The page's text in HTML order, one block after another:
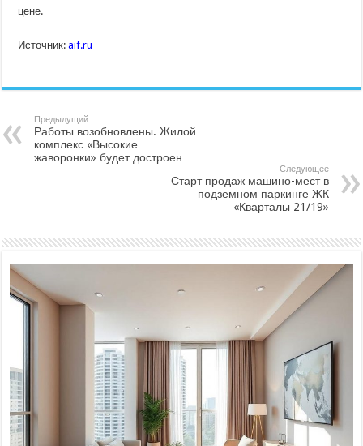
цене.
Источник:aif.ru
Предыдущий
Работы возобновлены. Жилой
комплекс «Высокие
жаворонки» будет достроен
Следующее
Старт продаж машино-мест в
подземном паркинге ЖК
«Кварталы 21/19»